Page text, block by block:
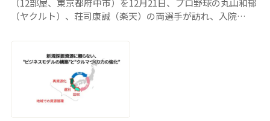
（ヤクルト）、荘司康誠（楽天）の両選手が訪れ、入院…